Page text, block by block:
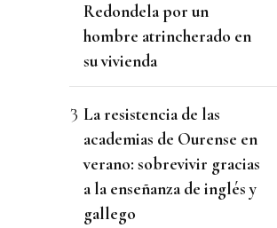
Redondela por un
hombre atrincherado en
su vivienda
La resistencia de las
academias de Ourense en
verano: sobrevivir gracias
a la enseñanza de inglés y
gallego